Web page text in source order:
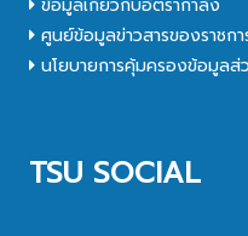
ข้อมูลเกี่ยวกับอัตรากำลัง
ศูนย์ข้อมูลข่าวสารของราช
นโยบายการคุ้มครองข้อมูล
TSU SOCIAL